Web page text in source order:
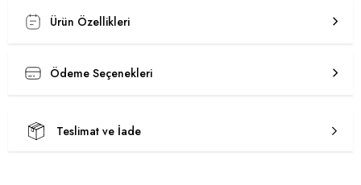
Ürün Özellikleri
Ödeme Seçenekleri
Teslimat ve İade